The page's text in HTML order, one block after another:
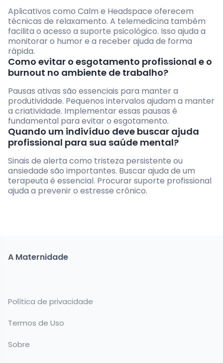
Aplicativos como Calm e Headspace oferecem
técnicas de relaxamento. A telemedicina também
facilita o acesso a suporte psicológico. Isso ajuda a
monitorar o humor e a receber ajuda de forma
rápida.
Como evitar o esgotamento profissional e o
burnout no ambiente de trabalho?
Pausas ativas são essenciais para manter a
produtividade. Pequenos intervalos ajudam a manter
a criatividade. Implementar essas pausas é
fundamental para evitar o esgotamento.
Quando um indivíduo deve buscar ajuda
profissional para sua saúde mental?
Sinais de alerta como tristeza persistente ou
ansiedade são importantes. Buscar ajuda de um
terapeuta é essencial. Procurar suporte profissional
ajuda a prevenir o estresse crônico.
A Maternidade
Política de privacidade
Termos de Uso
Sobre